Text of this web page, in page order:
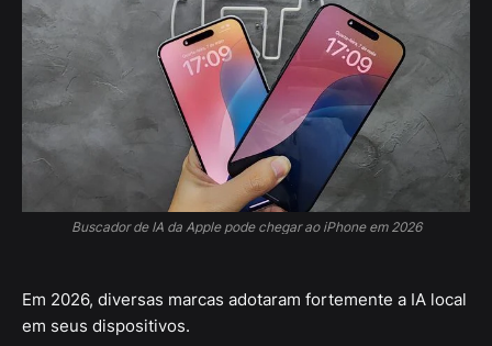
Buscador de IA da Apple pode chegar ao iPhone em 2026
Em 2026, diversas marcas adotaram fortemente a IA local
em seus dispositivos.